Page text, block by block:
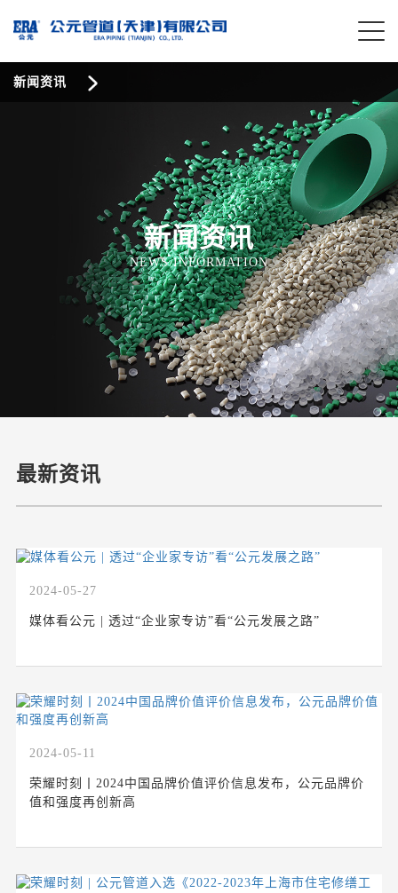
新闻资讯
新闻资讯
NEWS INFORMATION
最新资讯
2024-05-27
媒体看公元 | 透过“企业家专访”看“公元发展之路”
2024-05-11
荣耀时刻丨2024中国品牌价值评价信息发布，公元品牌价
值和强度再创新高